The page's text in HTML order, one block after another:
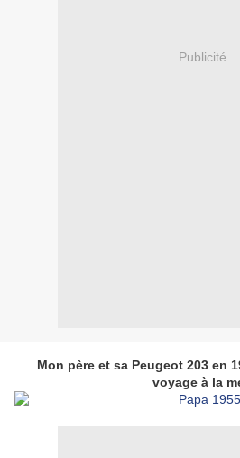
Publicité
Mon père et sa Peugeot 203 en
voyage à la